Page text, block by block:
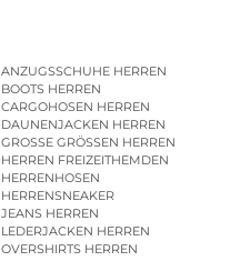
ANZUGSSCHUHE HERREN
BOOTS HERREN
CARGOHOSEN HERREN
DAUNENJACKEN HERREN
GROSSE GRÖSSEN HERREN
HERREN FREIZEITHEMDEN
HERRENHOSEN
HERRENSNEAKER
JEANS HERREN
LEDERJACKEN HERREN
OVERSHIRTS HERREN